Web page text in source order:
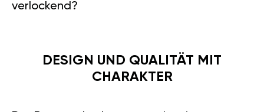
verlockend?
DESIGN UND QUALITÄT MIT
CHARAKTER